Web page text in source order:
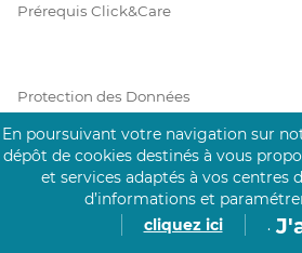
Prérequis Click&Care
Protection des Données
Vie Privée
En poursuivant votre navigation sur
dépôt de cookies destinés à vous
et services adaptés à vos centres
d’informations et
cliquez ici
.